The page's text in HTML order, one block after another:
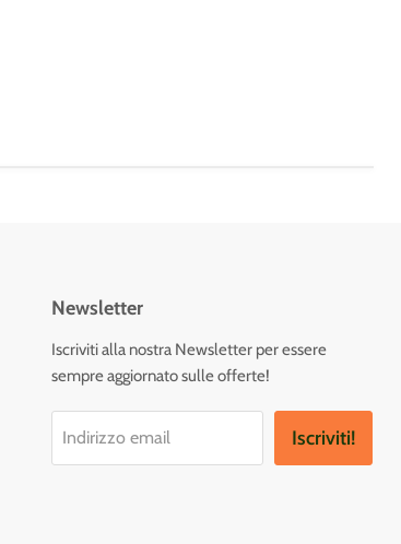
Newsletter
Iscriviti alla nostra Newsletter per essere
sempre aggiornato sulle offerte!
Indirizzo email Iscriviti!